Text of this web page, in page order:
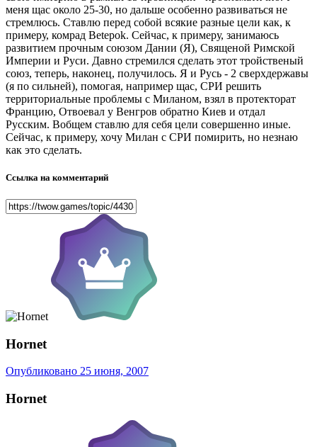
меня щас около 25-30, но дальше особенно развиваться не
стремлюсь. Ставлю перед собой всякие разные цели как, к
примеру, комрад Betepok. Сейчас, к примеру, занимаюсь
развитием прочным союзом Дании (Я), Священой Римской
Империи и Руси. Давно стремился сделать этот тройственый
союз, теперь, наконец, получилось. Я и Русь - 2 сверхдержавы
(я по сильней), помогая, например щас, СРИ решить
территориальные проблемы с Миланом, взял в протекторат
Францию, Отвоевал у Венгров обратно Киев и отдал
Русским. Вобщем ставлю для себя цели совершенно иные.
Сейчас, к примеру, хочу Милан с СРИ помирить, но незнаю
как это сделать.
Ссылка на комментарий
Hornet
Опубликовано 25 июня, 2007
Hornet